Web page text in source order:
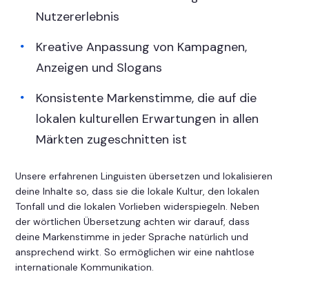
Nutzererlebnis
Kreative Anpassung von Kampagnen,
Anzeigen und Slogans
Konsistente Markenstimme, die auf die
lokalen kulturellen Erwartungen in allen
Märkten zugeschnitten ist
Unsere erfahrenen Linguisten übersetzen und lokalisieren
deine Inhalte so, dass sie die lokale Kultur, den lokalen
Tonfall und die lokalen Vorlieben widerspiegeln. Neben
der wörtlichen Übersetzung achten wir darauf, dass
deine Markenstimme in jeder Sprache natürlich und
ansprechend wirkt. So ermöglichen wir eine nahtlose
internationale Kommunikation.